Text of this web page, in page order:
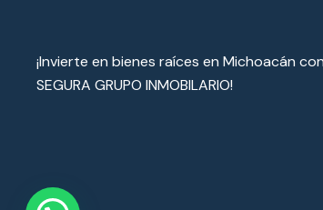
¡Invierte en bienes raíces en Michoacán con
SEGURA GRUPO INMOBILARIO!